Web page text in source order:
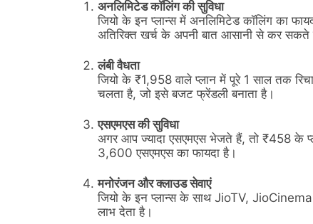
अनलिमिटेड कॉलिंग की सुविधा
जियो के इन प्लान्स में अनलिमिटेड कॉलिंग का
अतिरिक्त खर्च के अपनी बात आसानी से कर सकते
लंबी वैधता
जियो के ₹1,958 वाले प्लान में पूरे 1 साल तक
चलता है, जो इसे बजट फ्रेंडली बनाता है।
एसएमएस की सुविधा
अगर आप ज्यादा एसएमएस भेजते हैं, तो ₹458 के
3,600 एसएमएस का फायदा है।
मनोरंजन और क्लाउड सेवाएं
जियो के इन प्लान्स के साथ JioTV, JioCinema
लाभ देता है।